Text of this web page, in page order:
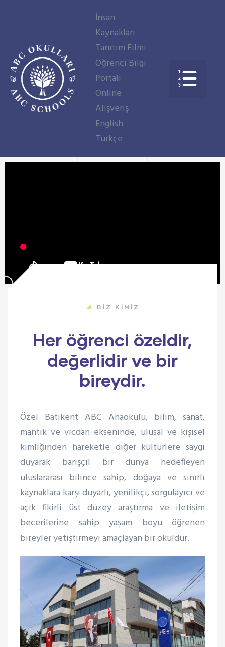
İnsan
Kaynakları
Tanıtım Filmi
Öğrenci Bilgi
Portalı
Online
Alışveriş
English
Türkçe
BİZ KİMİZ
Her öğrenci özeldir,
değerlidir ve bir
bireydir.
Özel Batıkent ABC Anaokulu, bilim, sanat,
mantık ve vicdan ekseninde, ulusal ve kişisel
kimliğinden hareketle diğer kültürlere saygı
duyarak barışçıl bir dünya hedefleyen
uluslararası bilince sahip, doğaya ve sınırlı
kaynaklara karşı duyarlı, yenilikçi, sorgulayıcı ve
açık fikirli üst düzey araştırma ve iletişim
becerilerine sahip yaşam boyu öğrenen
bireyler yetiştirmeyi amaçlayan bir okuldur.